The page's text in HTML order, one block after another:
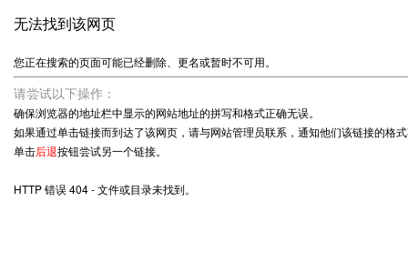
无法找到该网页
您正在搜索的页面可能已经删除、更名或暂时不可用。
请尝试以下操作：
确保浏览器的地址栏中显示的网站地址的拼写和格式正确无误。
如果通过单击链接而到达了该网页，请与网站管理员联系，通知他们该链接的格
单击后退按钮尝试另一个链接。
HTTP 错误 404 - 文件或目录未找到。